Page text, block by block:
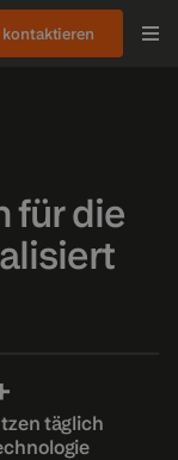
kontaktieren
für die
täglich